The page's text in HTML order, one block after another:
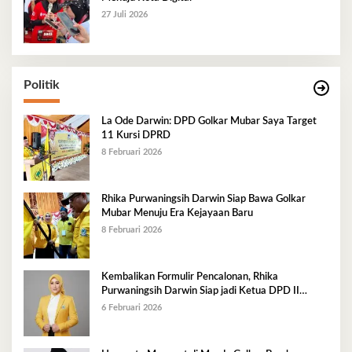
27 Juli 2026
Politik
La Ode Darwin: DPD Golkar Mubar Saya Target
11 Kursi DPRD
8 Februari 2026
Rhika Purwaningsih Darwin Siap Bawa Golkar
Mubar Menuju Era Kejayaan Baru
8 Februari 2026
Kembalikan Formulir Pencalonan, Rhika
Purwaningsih Darwin Siap jadi Ketua DPD II
Golkar Mubar
6 Februari 2026